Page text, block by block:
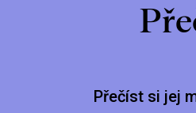
Přečíst si jej